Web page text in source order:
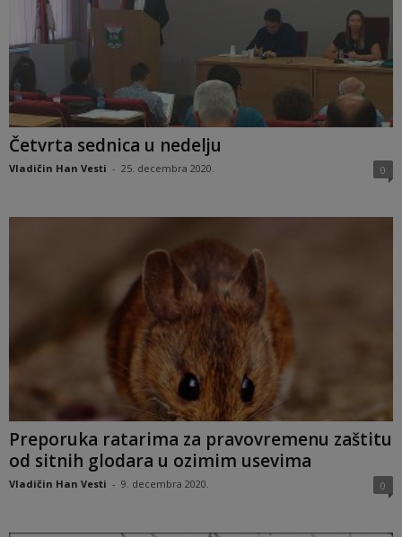
Četvrta sednica u nedelju
Vladičin Han Vesti - 25. decembra 2020. 0
Preporuka ratarima za pravovremenu zaštitu
od sitnih glodara u ozimim usevima
Vladičin Han Vesti - 9. decembra 2020. 0